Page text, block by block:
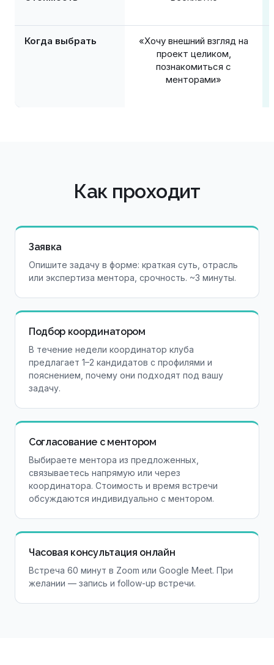
Когда выбрать
«Хочу внешний взгляд на
проект целиком,
познакомиться с
менторами»
Как проходит
Заявка
Опишите задачу в форме: краткая суть, отрасль
или экспертиза ментора, срочность. ~3 минуты.
Подбор координатором
В течение недели координатор клуба
предлагает 1–2 кандидатов с профилями и
пояснением, почему они подходят под вашу
задачу.
Согласование с ментором
Выбираете ментора из предложенных,
связываетесь напрямую или через
координатора. Стоимость и время встречи
обсуждаются индивидуально с ментором.
Часовая консультация онлайн
Встреча 60 минут в Zoom или Google Meet. При
желании — запись и follow-up встречи.